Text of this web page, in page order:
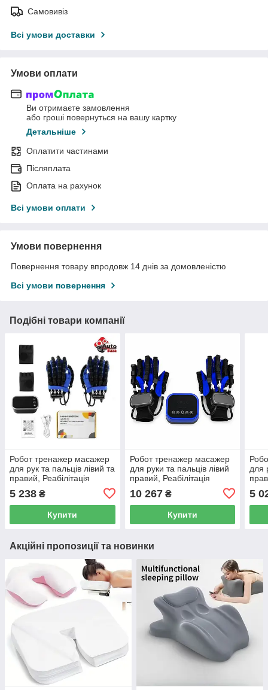
Самовивіз
Всі умови доставки
Умови оплати
Ви отримаєте замовлення
або гроші повернуться на вашу картку
Детальніше
Оплатити частинами
Післяплата
Оплата на рахунок
Всі умови оплати
Умови повернення
Повернення товару впродовж 14 днів за домовленістю
Всі умови повернення
Подібні товари компанії
Робот тренажер масажер
для рук та пальців лівий та
правий, Реабілітація
руки реабілітаційні
рукавички XXL​
5 238 ₴
Купити
Робот тренажер масажер
для руки та пальців лівий
правий, Реабілітація
функцій лівої правої руки,
реабілітаційні рукавиці 2
шт XL
10 267₴
Купити
для
5
Акційні пропозиції та новинки